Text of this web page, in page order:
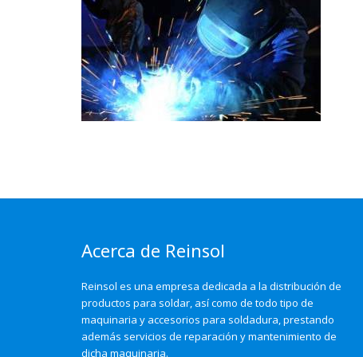
Acerca de Reinsol
Reinsol es una empresa dedicada a la distribución de
productos para soldar, así como de todo tipo de
maquinaria y accesorios para soldadura, prestando
además servicios de reparación y mantenimiento de
dicha maquinaria.